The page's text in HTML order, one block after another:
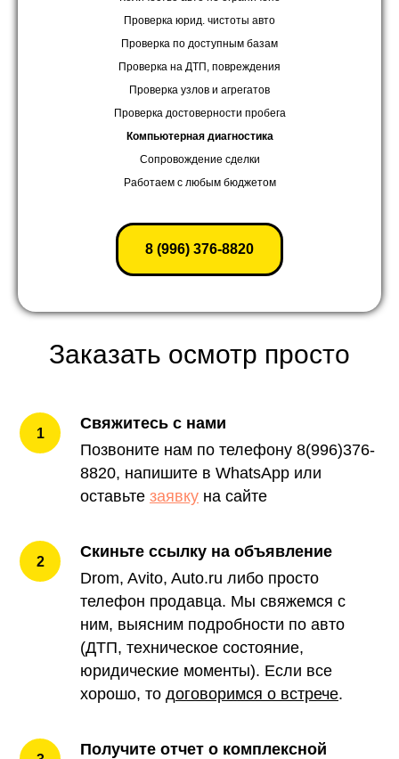
Проверка юрид. чистоты авто
Проверка по доступным базам
Проверка на ДТП, повреждения
Проверка узлов и агрегатов
Проверка достоверности пробега
Компьютерная диагностика
Сопровождение сделки
Работаем с любым бюджетом
8 (996) 376-8820
Заказать осмотр просто
Свяжитесь с нами
Позвоните нам по телефону 8(996)376-
8820, напишите в WhatsApp или
оставьте заявку на сайте
Скиньте ссылку на объявление
Drom, Avito, Auto.ru либо просто
телефон продавца. Мы свяжемся с
ним, выясним подробности по авто
(ДТП, техническое состояние,
юридические моменты). Если все
хорошо, то договоримся о встрече.
Получите отчет о комплексной